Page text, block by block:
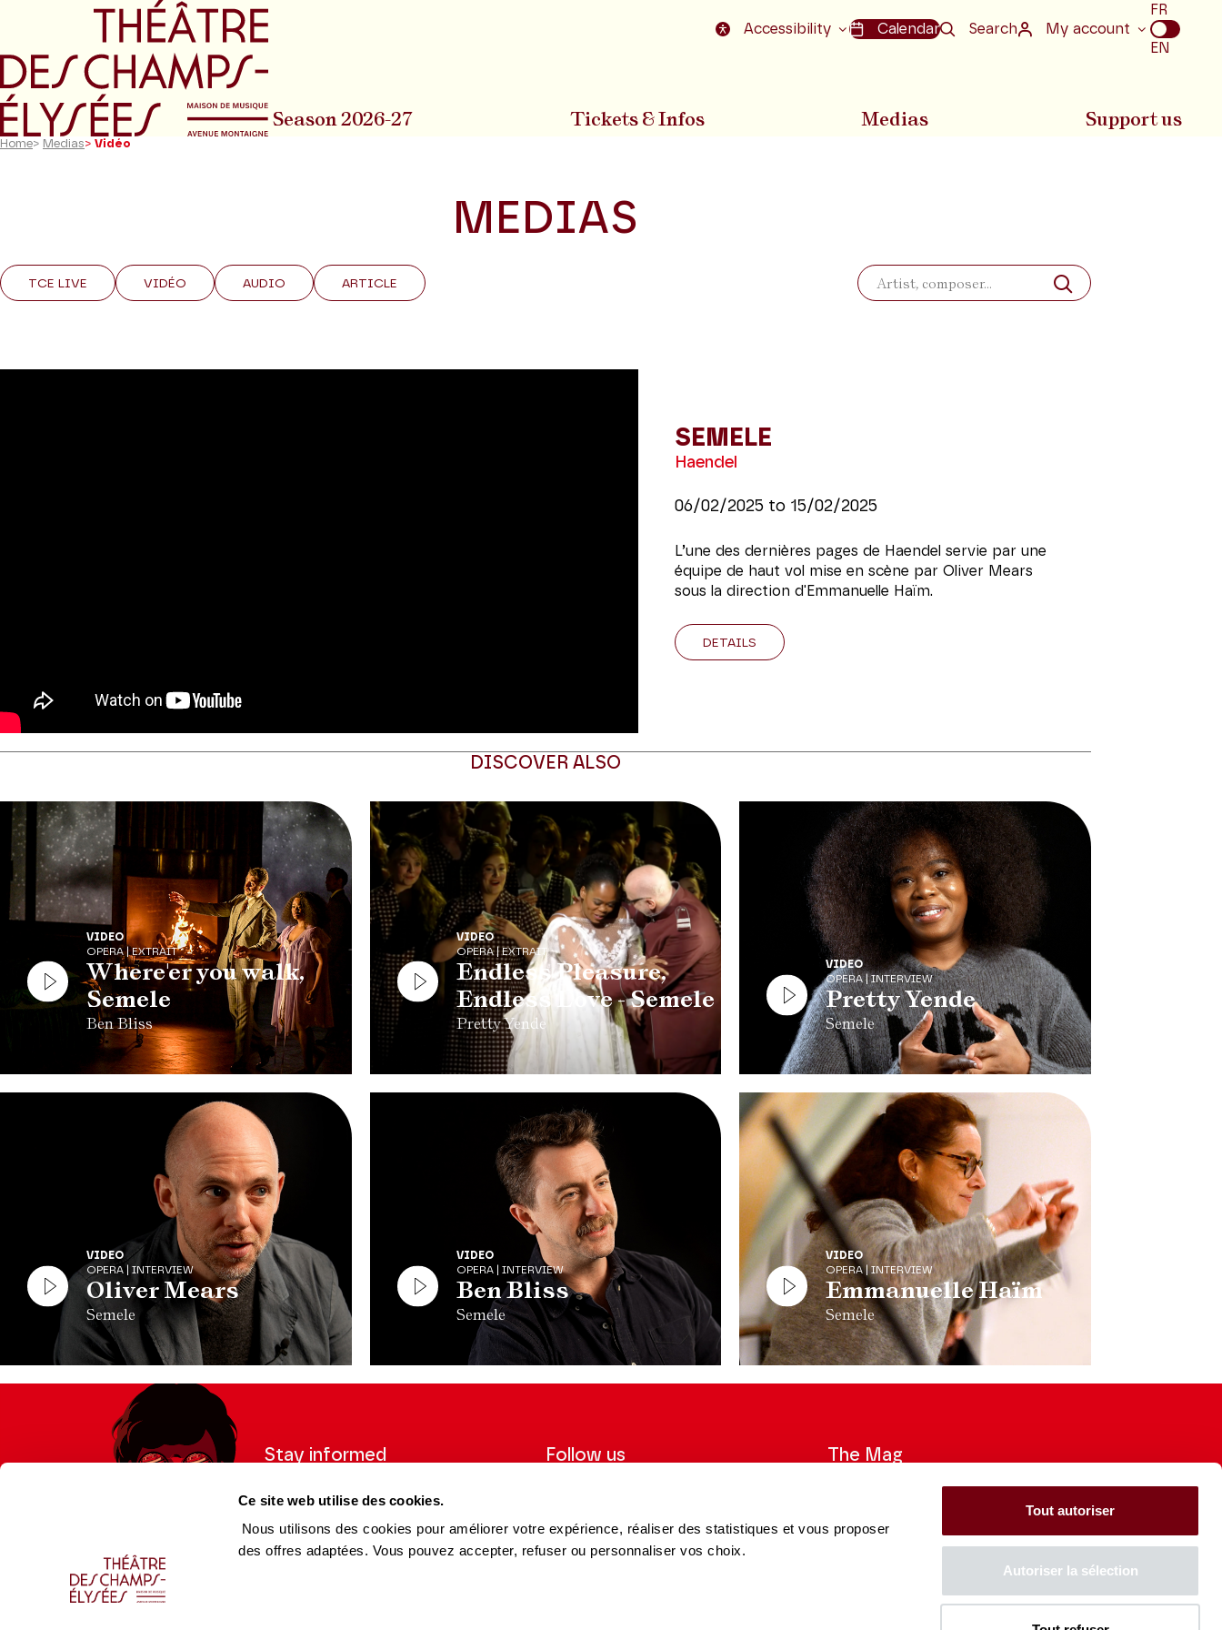
Ce site web utilise des cookies.
Nous utilisons des cookies pour améliorer votre expérience, réaliser des statistiques et vous proposer
des offres adaptées. Vous pouvez accepter, refuser ou personnaliser vos choix.
Tout autoriser
Autoriser la sélection
Go to main menu Go to content Accessibility Calendar Search My account
Choix
de
la
FR
EN
Season 2026-27 Tickets & Infos Medias Support us
Home> Medias> Vidéo
MEDIAS
TCE LIVE VIDÉO AUDIO ARTICLE
Search
SEMELE
Haendel
06/02/2025to 15/02/2025
L’une des dernières pages de Haendel servie par une
équipe de haut vol mise en scène par Oliver Mears
sous la direction d'Emmanuelle Haïm.
DETAILS
DISCOVER ALSO
VIDEO
OPERA | EXTRAIT
Where'er you walk,
Semele
Ben Bliss
VIDEO
OPERA | EXTRAIT
Endless Pleasure,
Endless Love - Semele
Pretty Yende
VIDEO
OPERA | INTERVIEW
Pretty Yende
Semele
VIDEO
OPERA | INTERVIEW
Oliver Mears
Semele
VIDEO
OPERA | INTERVIEW
Ben Bliss
Semele
VIDEO
OPERA | INTERVIEW
Emmanuelle Haïm
Semele
Stay informed
updates from the Theatre.
REGISTER
Follow us
FacebookInstagram
Tik YoutubeLinkedin
The Mag
Check out the 2026-27 Brochure